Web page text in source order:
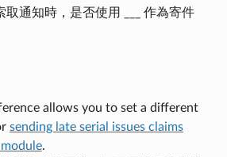
通知時，是否使用 ___ 作為寄件
allows you to set a different
sending late serial issues claims
.